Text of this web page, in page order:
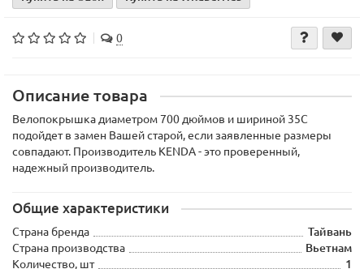
0
Описание товара
Велопокрышка диаметром 700 дюймов и шириной 35С
подойдет в замен Вашей старой, если заявленные размеры
совпадают. Производитель KENDA - это проверенный,
надежный производитель.
Общие характеристики
Страна бренда
Тайвань
Страна производства
Вьетнам
Количество, шт
1